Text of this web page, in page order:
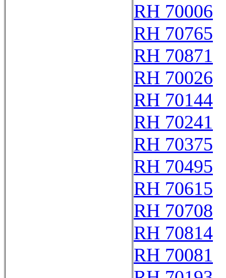
RH 70006
RH 70765
RH 70871
RH 70026
RH 70144
RH 70241
RH 70375
RH 70495
RH 70615
RH 70708
RH 70814
RH 70081